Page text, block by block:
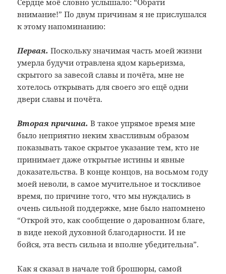
внимание!” По двум причинам я не прислушался
к этому напоминанию:
Первая. Поскольку значимая часть моей жизни
умерла будучи отравлена ядом карьеризма,
скрытого за завесой славы и почёта, мне не
хотелось открывать для своего эго ещё одни
двери славы и почёта.
Вторая причина. В такое упрямое время мне
было неприятно неким хвастливым образом
показывать такое скрытое указание тем, кто не
принимает даже открытые истины и явные
доказательства. В конце концов, на восьмом году
моей неволи, в самое мучительное и тоскливое
время, по причине того, что мы нуждались в
очень сильной поддержке, мне было напомнено
“Открой это, как сообщение о дарованном благе,
в виде некой духовной благодарности. И не
бойся, эта весть сильна и вполне убедительна”.
Как я сказал в начале той брошюры, самой